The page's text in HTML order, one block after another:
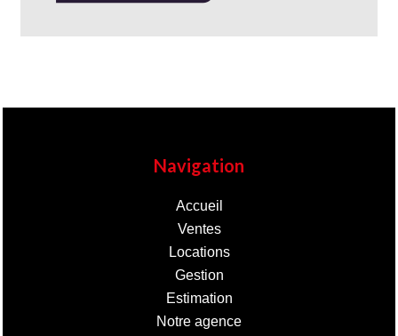
Navigation
Accueil
Ventes
Locations
Gestion
Estimation
Notre agence